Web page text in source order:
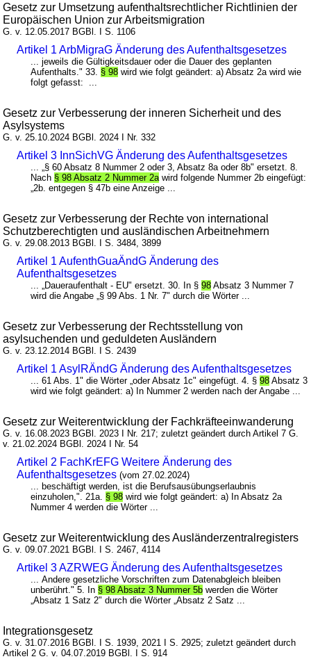
Gesetz zur Umsetzung aufenthaltsrechtlicher Richtlinien der
Europäischen Union zur Arbeitsmigration
G. v. 12.05.2017 BGBl. I S. 1106
Artikel 1 ArbMigraG Änderung des Aufenthaltsgesetzes
... jeweils die Gültigkeitsdauer oder die Dauer des geplanten
Aufenthalts." 33. § 98 wird wie folgt geändert: a) Absatz 2a wird wie
folgt gefasst: ...
Gesetz zur Verbesserung der inneren Sicherheit und des
Asylsystems
G. v. 25.10.2024 BGBl. 2024 I Nr. 332
Artikel 3 InnSichVG Änderung des Aufenthaltsgesetzes
... „§ 60 Absatz 8 Nummer 2 oder 3, Absatz 8a oder 8b" ersetzt. 8.
Nach § 98 Absatz 2 Nummer 2a wird folgende Nummer 2b eingefügt:
„2b. entgegen § 47b eine Anzeige ...
Gesetz zur Verbesserung der Rechte von international
Schutzberechtigten und ausländischen Arbeitnehmern
G. v. 29.08.2013 BGBl. I S. 3484, 3899
Artikel 1 AufenthGuaÄndG Änderung des
Aufenthaltsgesetzes
... „Daueraufenthalt - EU" ersetzt. 30. In §98 Absatz 3 Nummer 7
wird die Angabe „§ 99 Abs. 1 Nr. 7" durch die Wörter ...
Gesetz zur Verbesserung der Rechtsstellung von
asylsuchenden und geduldeten Ausländern
G. v. 23.12.2014 BGBl. I S. 2439
Artikel 1 AsylRÄndG Änderung des Aufenthaltsgesetzes
... 61 Abs. 1" die Wörter „oder Absatz 1c" eingefügt. 4. §98 Absatz 3
wird wie folgt geändert: a) In Nummer 2 werden nach der Angabe ...
Gesetz zur Weiterentwicklung der Fachkräfteeinwanderung
G. v. 16.08.2023 BGBl. 2023 I Nr. 217; zuletzt geändert durch Artikel 7 G.
v. 21.02.2024 BGBl. 2024 I Nr. 54
Artikel 2 FachKrEFG Weitere Änderung des
Aufenthaltsgesetzes (vom 27.02.2024)
... beschäftigt werden, ist die Berufsausübungserlaubnis
einzuholen,". 21a. § 98 wird wie folgt geändert: a) In Absatz 2a
Nummer 4 werden die Wörter ...
Gesetz zur Weiterentwicklung des Ausländerzentralregisters
G. v. 09.07.2021 BGBl. I S. 2467, 4114
Artikel 3 AZRWEG Änderung des Aufenthaltsgesetzes
... Andere gesetzliche Vorschriften zum Datenabgleich bleiben
unberührt." 5. In § 98 Absatz 3 Nummer 5b werden die Wörter
„Absatz 1 Satz 2" durch die Wörter „Absatz 2 Satz ...
Integrationsgesetz
G. v. 31.07.2016 BGBl. I S. 1939, 2021 I S. 2925; zuletzt geändert durch
Artikel 2 G. v. 04.07.2019 BGBl. I S. 914